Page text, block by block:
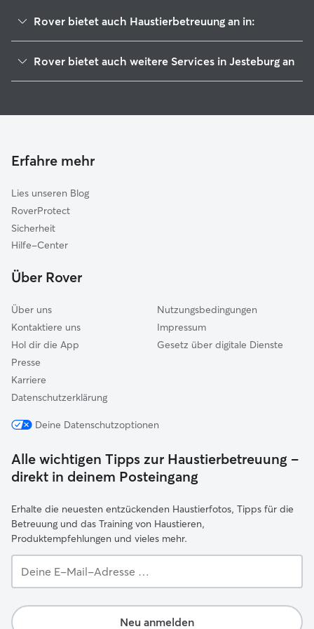
Rover bietet auch Haustierbetreuung an in:
Stelle
Hollenstedt
Tostedt
Neu Wulmstorf
Elbmarsch
Hamburg
Rover bietet auch weitere Services in Jesteburg an
Gassi-Service in Jesteburg
Erfahre mehr
Lies unseren Blog
RoverProtect
Sicherheit
Hilfe-Center
Über Rover
Über uns
Kontaktiere uns
Hol dir die App
Presse
Karriere
Datenschutzerklärung
Nutzungsbedingungen
Impressum
Gesetz über digitale Dienste
Deine Datenschutzoptionen
Alle wichtigen Tipps zur Haustierbetreuung –
direkt in deinem Posteingang
Erhalte die neuesten entzückenden Haustierfotos, Tipps für die
Betreuung und das Training von Haustieren,
Produktempfehlungen und vieles mehr.
E-
Adresse …
Neu anmelden